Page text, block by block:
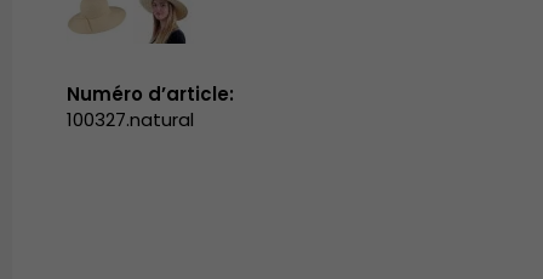
Numéro d’article:
100327.natural